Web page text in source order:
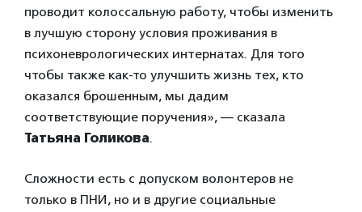
проводит колоссальную работу, чтобы изменить
в лучшую сторону условия проживания в
психоневрологических интернатах. Для того
чтобы также как-то улучшить жизнь тех, кто
оказался брошенным, мы дадим
соответствующие поручения», — сказала
Татьяна Голикова.
Сложности есть с допуском волонтеров не
только в ПНИ, но и в другие социальные